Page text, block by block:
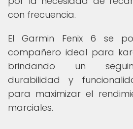
con frecuencia.
El Garmin Fenix 6 se
compañero ideal para
brindando un
durabilidad y
para maximizar el
marciales.